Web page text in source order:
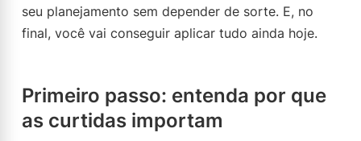
seu planejamento sem depender de sorte. E, no
final, você vai conseguir aplicar tudo ainda hoje.
Primeiro passo: entenda por que
as curtidas importam